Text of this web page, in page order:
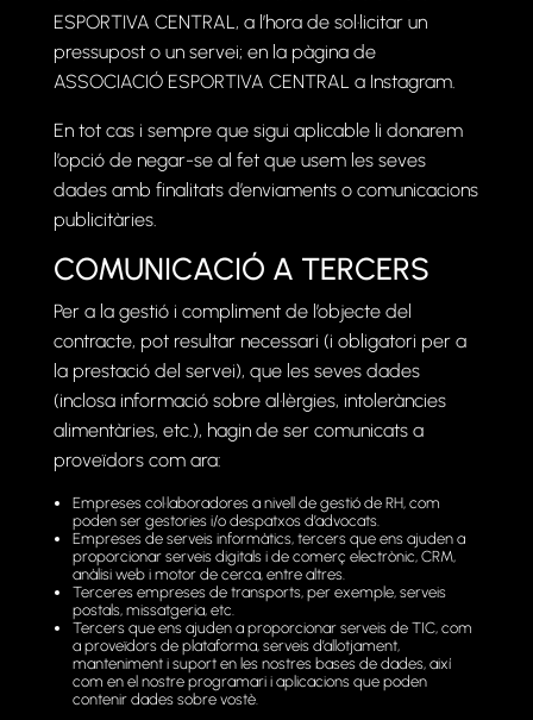
ESPORTIVA CENTRAL, a l’hora de sol·licitar un
pressupost o un servei; en la pàgina de
ASSOCIACIÓ ESPORTIVA CENTRAL a Instagram.
En tot cas i sempre que sigui aplicable li donarem
l’opció de negar-se al fet que usem les seves
dades amb finalitats d’enviaments o comunicacions
publicitàries.
COMUNICACIÓ A TERCERS
Per a la gestió i compliment de l’objecte del
contracte, pot resultar necessari (i obligatori per a
la prestació del servei), que les seves dades
(inclosa informació sobre al·lèrgies, intoleràncies
alimentàries, etc.), hagin de ser comunicats a
proveïdors com ara:
Empreses col·laboradores a nivell de gestió de RH, com
poden ser gestories i/o despatxos d’advocats.
Empreses de serveis informàtics, tercers que ens ajuden a
proporcionar serveis digitals i de comerç electrònic, CRM,
anàlisi web i motor de cerca, entre altres.
Terceres empreses de transports, per exemple, serveis
postals, missatgeria, etc.
Tercers que ens ajuden a proporcionar serveis de TIC, com
a proveïdors de plataforma, serveis d’allotjament,
manteniment i suport en les nostres bases de dades, així
com en el nostre programari i aplicacions que poden
contenir dades sobre vostè.